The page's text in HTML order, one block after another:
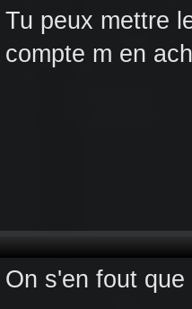
Tu peux mettre
compte m en
On s'en fout